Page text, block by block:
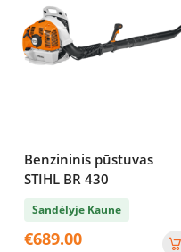
Benzininis pūstuvas
STIHL BR 430
Sandėlyje Kaune
€689.00